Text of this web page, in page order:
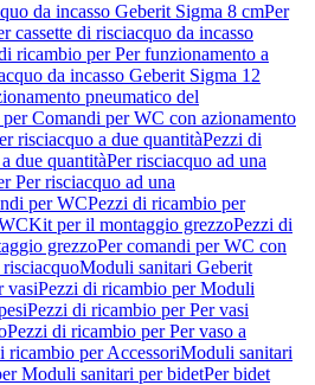
da incasso Geberit Sigma 8 cmPer
cassette di risciacquo da incasso
ricambio per Per funzionamento a
da incasso Geberit Sigma 12
pneumatico del
Comandi per WC con azionamento
risciacquo a due quantitàPezzi di
due quantitàPer risciacquo ad una
Per risciacquo ad una
per WCPezzi di ricambio per
Kit per il montaggio grezzoPezzi di
grezzoPer comandi per WC con
Moduli sanitari Geberit
vasiPezzi di ricambio per Moduli
Pezzi di ricambio per Per vasi
Pezzi di ricambio per Per vaso a
ricambio per AccessoriModuli sanitari
Moduli sanitari per bidetPer bidet